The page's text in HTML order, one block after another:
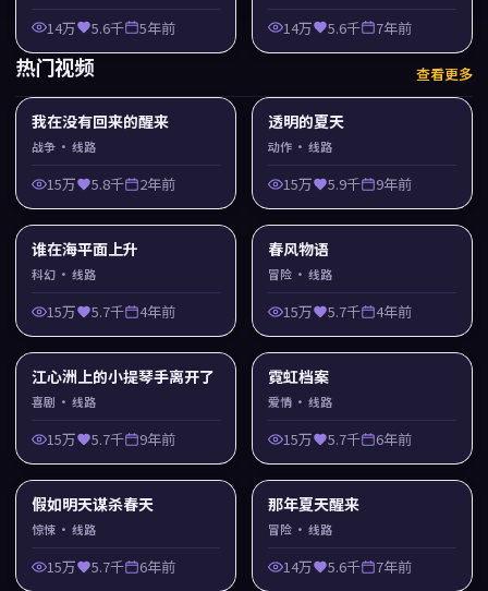
14万 5.6千 5年前 14万 5.6千 7年前
热门视频 查看更多
我在没有回来的醒来
战争 · 线路
15万 5.8千 2年前
透明的夏天
动作 · 线路
15万 5.9千 9年前
谁在海平面上升
科幻 · 线路
15万 5.7千 4年前
春风物语
冒险 · 线路
15万 5.7千 4年前
江心洲上的小提琴手离开了
喜剧 · 线路
15万 5.7千 9年前
霓虹档案
爱情 · 线路
15万 5.7千 6年前
假如明天谋杀春天
惊悚 · 线路
15万 5.7千 6年前
那年夏天醒来
冒险 · 线路
14万 5.6千 7年前